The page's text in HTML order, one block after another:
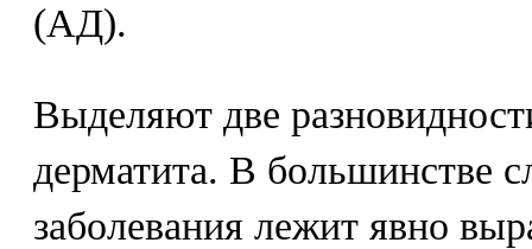
(АД).
Выделяют две
дерматита. В большинстве
заболевания лежит явно